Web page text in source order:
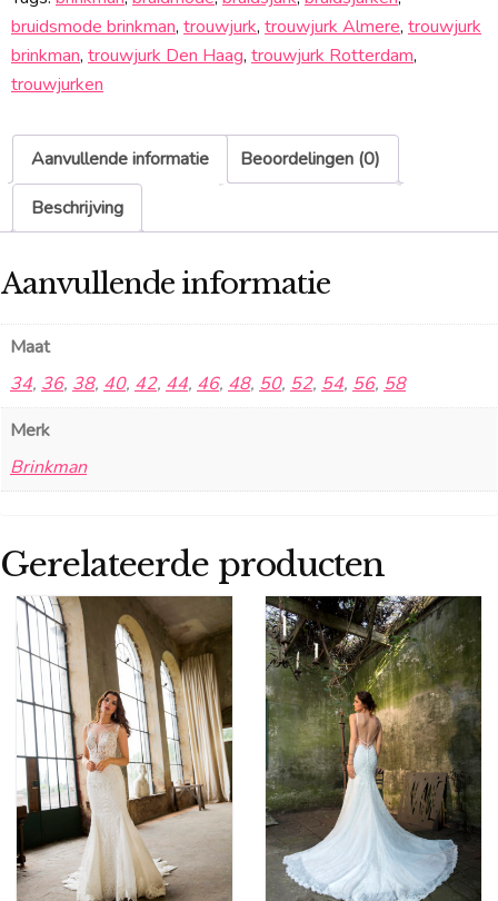
bruidsmode brinkman, trouwjurk, trouwjurk Almere, trouwjurk
brinkman, trouwjurk Den Haag, trouwjurk Rotterdam,
trouwjurken
Aanvullende informatie
Beoordelingen (0)
Beschrijving
Aanvullende informatie
Maat
34, 36, 38, 40, 42, 44, 46, 48, 50, 52, 54, 56, 58
Merk
Brinkman
Gerelateerde producten